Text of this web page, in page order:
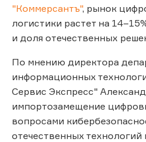
"Коммерсантъ", рынок
логистики растет на
и доля отечественных
По мнению директора
информационных
Сервис Экспресс"
импортозамещение
вопросами
отечественных технологий